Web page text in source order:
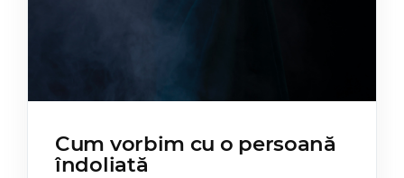
Cum vorbim cu o persoană
îndoliată